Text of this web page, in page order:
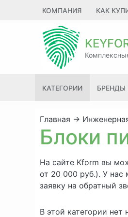
КОМПАНИЯ КАК
КАТЕГОРИИ БРЕНДЫ
Главная →
Блоки
На сайте Kform вы
от 20 000 руб.). У нас
заявку на обратный
В этой категории нет